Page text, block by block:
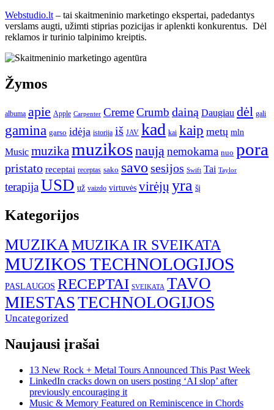
Webstudio.lt – tai skaitmeninio marketingo ekspertai, padedantys
verslams augti, užimti stiprias pozicijas ir aplenkti konkurentus. Dėl
reklamos ir turinio talpinimo kreiptis.
Žymos
albumą apie Apple Carpenter CremeCrumb dainą Daugiau dėl gali
gamina garso idėja istorija iš JAV kad kai kaip metų mln
Music muzika muzikosnaują nemokama nuo pora
pristato receptai receptas sako savo sesijos Swift Tai Taylor
terapijaUSD už vaizdo virtuvės virėjų yra šį
Kategorijos
MUZIKA MUZIKA IR SVEIKATA
MUZIKOS TECHNOLOGIJOS
PASLAUGOS RECEPTAI SVEIKATA TAVO
MIESTASTECHNOLOGIJOS
Uncategorized
Naujausi įrašai
13 New Rock + Metal Tours Announced This Past Week
LinkedIn cracks down on users posting ‘AI slop’ after
previously encouraging it
Music & Memory Featured on Reminiscence in Chords